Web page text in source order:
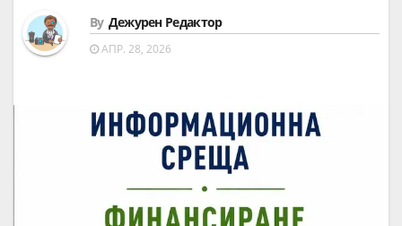
By Дежурен Редактор
АПР. 28, 2026